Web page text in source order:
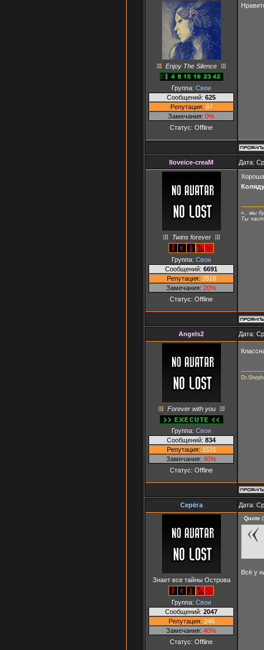
Enjoy The Silence
Группа: Свои
Сообщений: 625
Репутация: 97
Замечания: 0%
Статус: Offline
Iloveice-creaM Дата:
Twins forever
Группа: Свои
Сообщений: 6691
Репутация: 2818
Замечания: 20%
Статус: Offline
Коляду
«.. мы
Ты
Angels2 Дата:
Forever with you
Группа: Свои
Сообщений: 834
Репутация: 1531
Замечания: 40%
Статус: Offline
Серёга Дата:
Знает все тайны Острова
Группа: Свои
Сообщений: 2047
Репутация: 246
Замечания: 40%
Статус: Offline
Quote (
Всё у